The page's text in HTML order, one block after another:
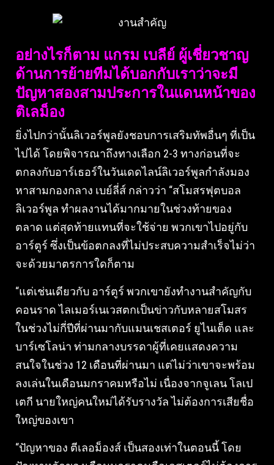
อย่างไรก็ตาม แกรม เบลีย์ ผู้เชี่ยวชาญ
ด้านการย้ายทีมได้บอกกับเราว่าจะมี
ปัญหาสองสามประการในแดนหน้าของ
ติเลม็อง
ยิ่งไปกว่านั้นลิเวอร์พูลยังชอบการเสริมทัพอื่นๆ ที่เป็น
ไปได้ โดยพิจารณาถึงทางเลือก 2-3 ทางก่อนที่จะ
ตกลงกับอาร์เธอร์ในวันเดดไลน์ลิเวอร์พูลกำลังมอง
หาสามกองกลาง เบย์ลี่ส์ กล่าวว่า “สโมสรฟุตบอล
ลิเวอร์พูล ทำผลงานได้มากมายในช่วงท้ายของ
ตลาด แต่สุดท้ายแทนที่จะใช้จ่าย พวกเขาไปอยู่กับ
อาร์ตูร์ ซึ่งเป็นข้อตกลงที่ไม่ประสบความสำเร็จไม่ว่า
จะด้วยมาตรการใดก็ตาม
“แต่เช่นเดียวกับ อาร์ตูร์ พวกเขายังทำงานสำคัญกับ
คอนราด ไลเมอร์เนเวสตกเป็นข่าวกับหลายสโมสร
ในช่วงไม่กี่ปีที่ผ่านมากับแมนเชสเตอร์ ยูไนเต็ด และ
บาร์เซโลน่า ท่ามกลางบรรดาผู้ที่เคยแสดงความ
สนใจในช่วง 12 เดือนที่ผ่านมา แต่ไม่ว่าเขาจะพร้อม
ลงเล่นในเดือนมกราคมหรือไม่ เนื่องจากจูเลน โลเป
เตกี นายใหญ่คนใหม่ได้รับรางวัล ไม่ต้องการเสียชื่อ
ใหญ่ของเขา
“ปัญหาของ ตีเลอม็องส์ เป็นสองเท่าในตอนนี้ โดย